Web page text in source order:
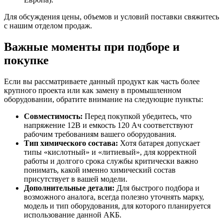
Для обсуждения цены, объемов и условий поставки свяжитесь
с нашим отделом продаж.
Важные моменты при подборе и
покупке
Если вы рассматриваете данный продукт как часть более
крупного проекта или как замену в промышленном
оборудовании, обратите внимание на следующие пункты:
Совместимость: Перед покупкой убедитесь, что
напряжение 12В и емкость 120 Ач соответствуют
рабочим требованиям вашего оборудования.
Тип химического состава: Хотя батарея допускает
типы «кислотный» и «литиевый», для корректной
работы и долгого срока службы критически важно
понимать, какой именно химический состав
присутствует в вашей модели.
Дополнительные детали: Для быстрого подбора и
возможного аналога, всегда полезно уточнять марку,
модель и тип оборудования, для которого планируется
использование данной АКБ.